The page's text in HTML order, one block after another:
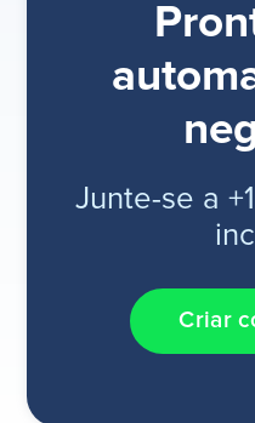
Junte-se a
Criar